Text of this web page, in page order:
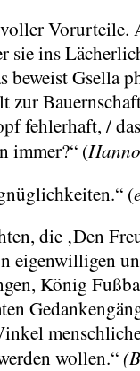
Vorurteile.
sie ins
beweist Gsella
zur
fehlerhaft, /
immer?“ (
(
die ‚Den
eigenwilligen
König
wollen.“